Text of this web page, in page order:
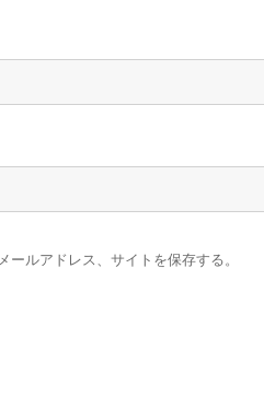
ルアドレス、サイトを保存する。